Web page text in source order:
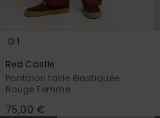
1
Red Castle
Pantalon taille élastiquée
Rouge Femme
75,00 €